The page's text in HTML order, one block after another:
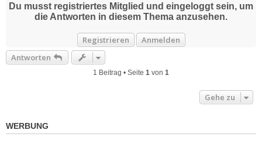
b
Du musst registriertes Mitglied und eingeloggt sein, um
die Antworten in diesem Thema anzusehen.
Registrieren
Anmelden
Antworten
1 Beitrag • Seite 1 von 1
Gehe zu
WERBUNG